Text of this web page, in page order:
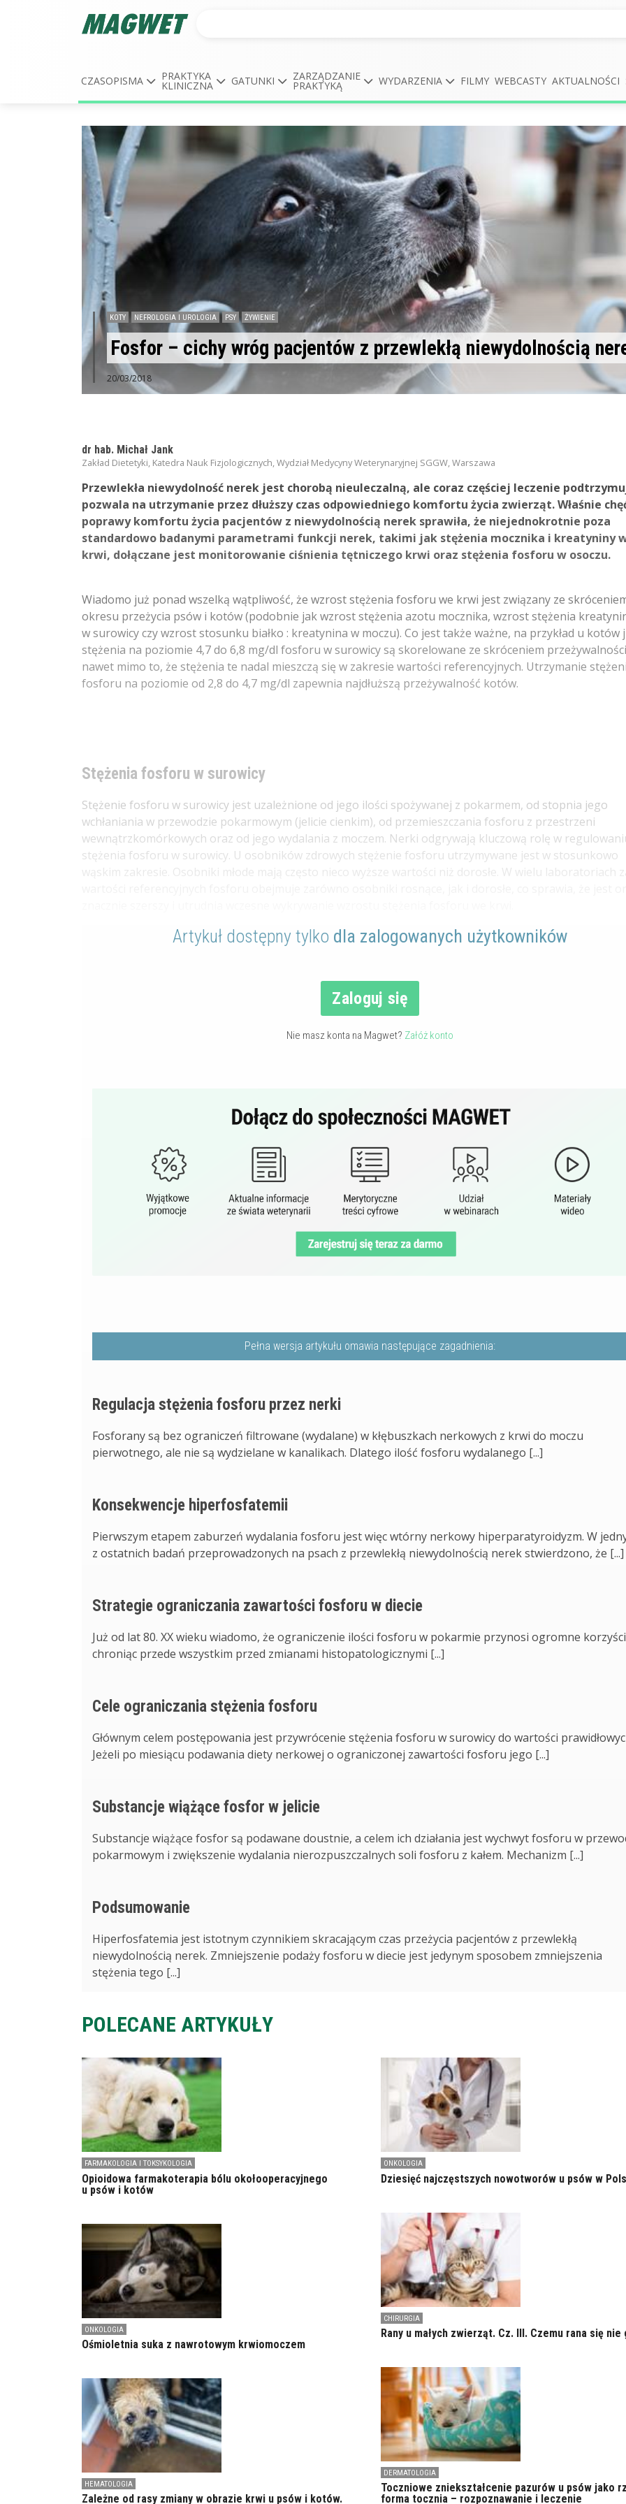
CZASOPISMA PRAKTYKA
KLINICZNA GATUNKI ZARZĄDZANIE
PRAKTYKĄ WYDARZENIA FILMY WEBCASTY AKTUALNOŚCI
KOTY NEFROLOGIA I UROLOGIA PSY ŻYWIENIE
Fosfor – cichy wróg pacjentów z przewlekłą niewydolnością
20/03/2018
dr hab. Michał Jank
Zakład Dietetyki, Katedra Nauk Fizjologicznych, Wydział Medycyny Weterynaryjnej SGGW, Warszawa
Przewlekła niewydolność nerek jest chorobą nieuleczalną, ale coraz częściej leczenie
pozwala na utrzymanie przez dłuższy czas odpowiedniego komfortu życia zwierząt. Właśnie
poprawy komfortu życia pacjentów z niewydolnością nerek sprawiła, że niejednokrotnie poza
standardowo badanymi parametrami funkcji nerek, takimi jak stężenia mocznika i kreatyniny
krwi, dołączane jest monitorowanie ciśnienia tętniczego krwi oraz stężenia fosforu w osoczu.
Wiadomo już ponad wszelką wątpliwość, że wzrost stężenia fosforu we krwi jest związany ze
okresu przeżycia psów i kotów (podobnie jak wzrost stężenia azotu mocznika, wzrost stężenia
w surowicy czy wzrost stosunku białko : kreatynina w moczu). Co jest także ważne, na przykład u kotów
stężenia na poziomie 4,7 do 6,8 mg/dl fosforu w surowicy są skorelowane ze skróceniem
nawet mimo to, że stężenia te nadal mieszczą się w zakresie wartości referencyjnych. Utrzymanie
fosforu na poziomie od 2,8 do 4,7 mg/dl zapewnia najdłuższą przeżywalność kotów.
Stężenia fosforu w surowicy
Stężenie fosforu w surowicy jest uzależnione od jego ilości spożywanej z pokarmem, od stopnia jego
wchłaniania w przewodzie pokarmowym (jelicie cienkim), od przemieszczania fosforu z przestrzeni
wewnątrzkomórkowych oraz od jego wydalania z moczem. Nerki odgrywają kluczową rolę w
stężenia fosforu w surowicy. U osobników zdrowych stężenie fosforu utrzymywane jest w stosunkowo
wąskim zakresie. Osobniki młode mają często nieco wyższe wartości niż dorosłe. W wielu laboratoriach
Artykuł dostępny tylko dla zalogowanych użytkowników
Zaloguj się
Nie masz konta na Magwet? Załóż konto
Pełna wersja artykułu omawia następujące zagadnienia:
Regulacja stężenia fosforu przez nerki
Fosforany są bez ograniczeń filtrowane (wydalane) w kłębuszkach nerkowych z krwi do moczu
pierwotnego, ale nie są wydzielane w kanalikach. Dlatego ilość fosforu wydalanego [...]
Konsekwencje hiperfosfatemii
Pierwszym etapem zaburzeń wydalania fosforu jest więc wtórny nerkowy hiperparatyroidyzm. W
z ostatnich badań przeprowadzonych na psach z przewlekłą niewydolnością nerek stwierdzono, że [...]
Strategie ograniczania zawartości fosforu w diecie
Już od lat 80. XX wieku wiadomo, że ograniczenie ilości fosforu w pokarmie przynosi ogromne
chroniąc przede wszystkim przed zmianami histopatologicznymi [...]
Cele ograniczania stężenia fosforu
Głównym celem postępowania jest przywrócenie stężenia fosforu w surowicy do wartości
Jeżeli po miesiącu podawania diety nerkowej o ograniczonej zawartości fosforu jego [...]
Substancje wiążące fosfor w jelicie
Substancje wiążące fosfor są podawane doustnie, a celem ich działania jest wychwyt fosforu w
pokarmowym i zwiększenie wydalania nierozpuszczalnych soli fosforu z kałem. Mechanizm [...]
Podsumowanie
Hiperfosfatemia jest istotnym czynnikiem skracającym czas przeżycia pacjentów z przewlekłą
niewydolnością nerek. Zmniejszenie podaży fosforu w diecie jest jedynym sposobem zmniejszenia
stężenia tego [...]
POLECANE ARTYKUŁY
FARMAKOLOGIA I TOKSYKOLOGIA
Opioidowa farmakoterapia bólu okołooperacyjnego
u psów i kotów
ONKOLOGIA
Ośmioletnia suka z nawrotowym krwiomoczem
HEMATOLOGIA
Zależne od rasy zmiany w obrazie krwi u psów i kotów.
ONKOLOGIA
Dziesięć najczęstszych nowotworów u psów w
CHIRURGIA
Rany u małych zwierząt. Cz. III. Czemu rana się nie
DERMATOLOGIA
Toczniowe zniekształcenie pazurów u psów jako
forma tocznia – rozpoznawanie i leczenie